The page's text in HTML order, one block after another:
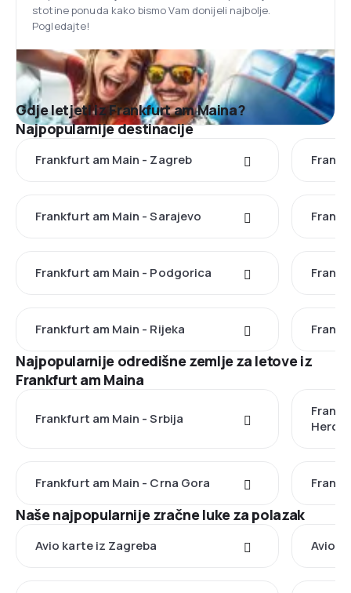
stotine ponuda kako bismo Vam donijeli najbolje.
Pogledajte!
Gdje letjeti iz Frankfurt am Maina?
Najpopularnije destinacije
Frankfurt am Main - Zagreb
Frankfurt am Main - Sarajevo
Frankfurt am Main - Podgorica
Frankfurt am Main - Rijeka
Najpopularnije odredišne zemlje za letove iz
Frankfurt am Maina
Frankfurt am Main - Srbija
Frankfurt am Main - Crna Gora
Naše najpopularnije zračne luke za polazak
Avio karte iz Zagreba Avio